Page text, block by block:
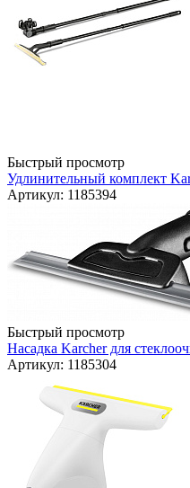
Быстрый просмотр
Удлинительный комплект
Артикул: 1185394
Быстрый просмотр
Насадка Karcher для
Артикул: 1185304